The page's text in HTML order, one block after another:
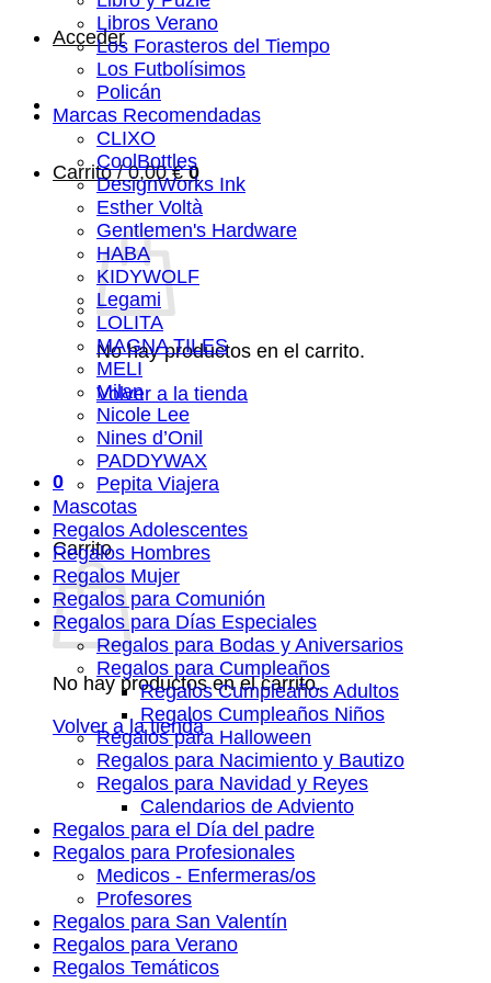
Acceder
Carrito /0,00€ 0
No hay productos en el carrito.
Volver a la tienda
0
Carrito
No hay productos en el carrito.
Volver a la tienda
Libros Verano
Los Forasteros del Tiempo
Los Futbolísimos
Policán
Marcas Recomendadas
CLIXO
CoolBottles
DesignWorks Ink
Esther Voltà
Gentlemen's Hardware
HABA
KIDYWOLF
Legami
LOLITA
MAGNA TILES
MELI
Milan
Nicole Lee
Nines d’Onil
PADDYWAX
Pepita Viajera
Mascotas
Regalos Adolescentes
Regalos Hombres
Regalos Mujer
Regalos para Comunión
Regalos para Días Especiales
Regalos para Bodas y Aniversarios
Regalos para Cumpleaños
Regalos Cumpleaños Adultos
Regalos Cumpleaños Niños
Regalos para Halloween
Regalos para Nacimiento y Bautizo
Regalos para Navidad y Reyes
Calendarios de Adviento
Regalos para el Día del padre
Regalos para Profesionales
Medicos - Enfermeras/os
Profesores
Regalos para San Valentín
Regalos para Verano
Regalos Temáticos